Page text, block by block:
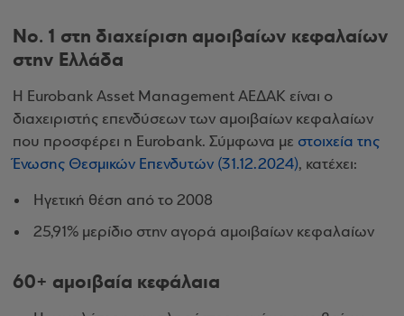
Νο. 1 στη διαχείριση αμοιβαίων κεφαλαίων
στην Ελλάδα
Η Eurobank Asset Management ΑΕΔΑΚ είναι ο
διαχειριστής επενδύσεων των αμοιβαίων κεφαλαίων
που προσφέρει η Eurobank. Σύμφωνα με στοιχεία της
Ένωσης Θεσμικών Επενδυτών (31.12.2024), κατέχει:
Ηγετική θέση από το 2008
25,91% μερίδιο στην αγορά αμοιβαίων κεφαλαίων
60+ αμοιβαία κεφάλαια